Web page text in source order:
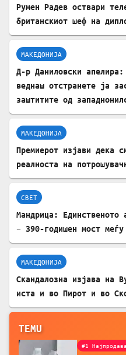
Румен Радев оствари
британскиот шеф на
МАКЕДОНИЈА
Д-р Даниловски
веднаш отстранете ја
заштитите од
МАКЕДОНИЈА
Премиерот изјави дека
реалноста на
СВЕТ
Мандрица: Единственото
– 390-годишен мост
МАКЕДОНИЈА
Скандалозна изјава на
иста и во Пирот и во
TEMU
#1